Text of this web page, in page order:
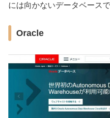
には向かないデータベース
Oracle